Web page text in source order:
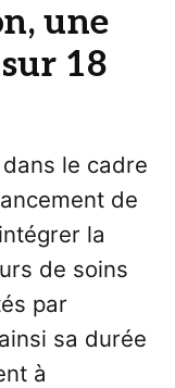
une
18
le cadre
de
la
de soins
par
sa durée
à